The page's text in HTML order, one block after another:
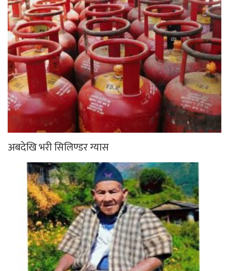
अबदेखि भरी सिलिण्डर ग्यास